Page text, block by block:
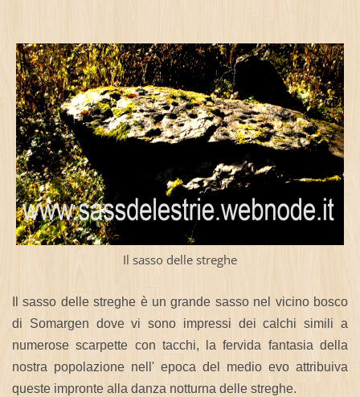
Il sasso delle streghe
Il sasso delle streghe è un grande sasso nel vicino bosco
di Somargen dove vi sono impressi dei calchi simili a
numerose scarpette con tacchi, la fervida fantasia della
nostra popolazione nell' epoca del medio evo attribuiva
queste impronte alla danza notturna delle streghe.